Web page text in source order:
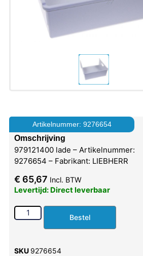
Artikelnummer: 9276654
Omschrijving
979121400 lade – Artikelnummer:
9276654 – Fabrikant: LIEBHERR
€ 65,67 Incl. BTW
Levertijd: Direct leverbaar
Bestel
SKU 9276654